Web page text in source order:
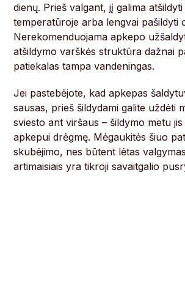
dienų. Prieš valgant, jį galima
temperatūroje arba lengvai pašildyti
Nerekomenduojama apkepo
atšildymo varškės struktūra dažnai
patiekalas tampa vandeningas.
Jei pastebėjote, kad apkepas
sausas, prieš šildydami galite uždėti
sviesto ant viršaus – šildymo metu
apkepui drėgmę. Mėgaukitės šiuo
skubėjimo, nes būtent lėtas
artimaisiais yra tikroji savaitgalio